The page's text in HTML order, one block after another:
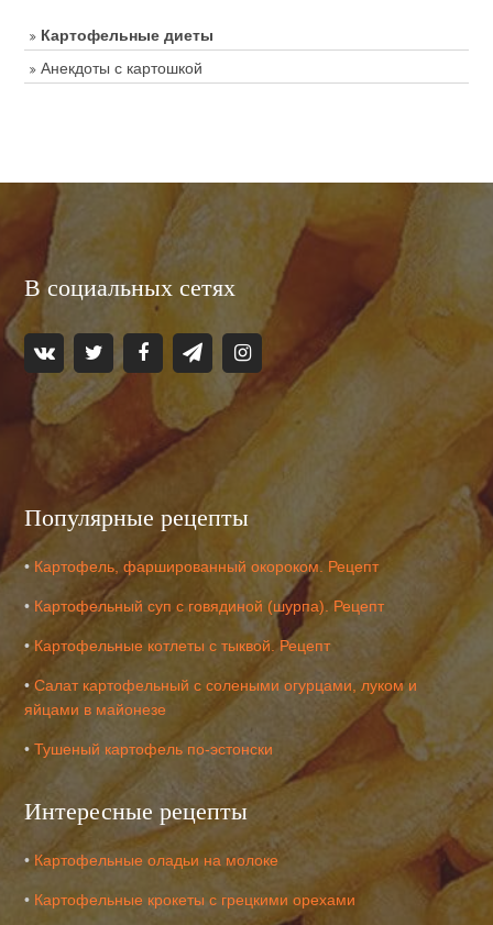
Картофельные диеты
Анекдоты с картошкой
В социальных сетях
Популярные рецепты
• Картофель, фаршированный окороком. Рецепт
• Картофельный суп с говядиной (шурпа). Рецепт
• Картофельные котлеты с тыквой. Рецепт
•Салат картофельный с солеными огурцами, луком и
яйцами в майонезе
•Тушеный картофель по-эстонски
Интересные рецепты
• Картофельные оладьи на молоке
• Картофельные крокеты с грецкими орехами